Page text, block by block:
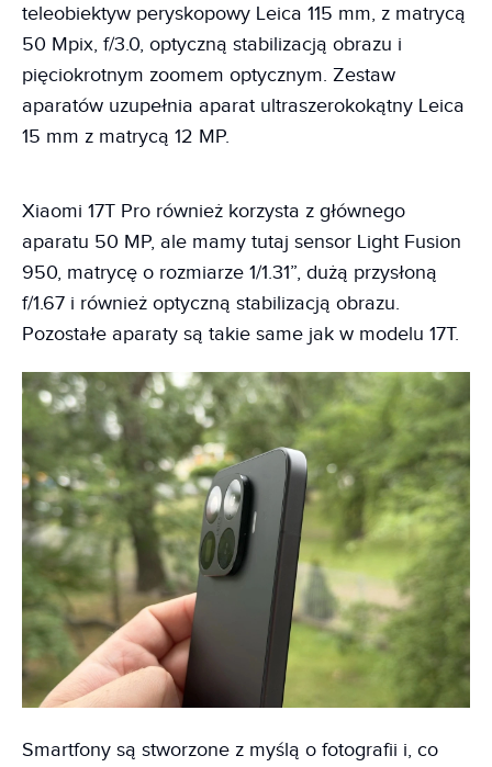
teleobiektyw peryskopowy Leica 115 mm, z matrycą
50 Mpix, f/3.0, optyczną stabilizacją obrazu i
pięciokrotnym zoomem optycznym. Zestaw
aparatów uzupełnia aparat ultraszerokokątny Leica
15 mm z matrycą 12 MP.
Xiaomi 17T Pro również korzysta z głównego
aparatu 50 MP, ale mamy tutaj sensor Light Fusion
950, matrycę o rozmiarze 1/1.31”, dużą przysłoną
f/1.67 i również optyczną stabilizacją obrazu.
Pozostałe aparaty są takie same jak w modelu 17T.
Smartfony są stworzone z myślą o fotografii i, co